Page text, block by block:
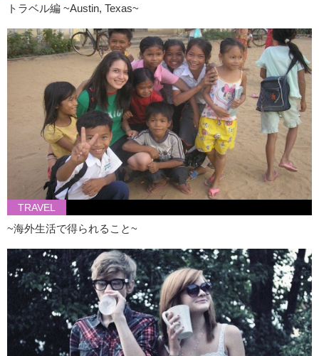
トラベル編 ~Austin, Texas~
TRAVEL
~海外生活で得られること~